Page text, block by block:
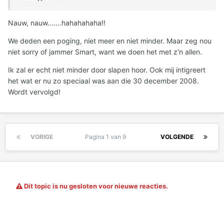
Nauw, nauw.......hahahahaha!!
We deden een poging, niet meer en niet minder. Maar zeg nou
niet sorry of jammer Smart, want we doen het met z'n allen.
Ik zal er echt niet minder door slapen hoor. Ook mij intigreert
het wat er nu zo speciaal was aan die 30 december 2008.
Wordt vervolgd!
VORIGE VOLGENDE
Pagina 1 van 9
Dit topic is nu gesloten voor nieuwe reacties.